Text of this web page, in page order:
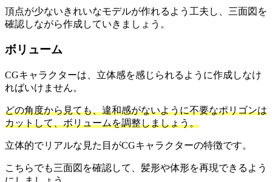
頂点が少ないきれいなモデルが作れるよう工夫し、三面図を
確認しながら作成していきましょう。
ボリューム
CGキャラクターは、立体感を感じられるように作成しなけ
ればいけません。
どの角度から見ても、違和感がないように不要なポリゴンは
カットして、ボリュームを調整しましょう。
立体的でリアルな見た目がCGキャラクターの特徴です。
こちらでも三面図を確認して、髪形や体形を再現できるよう